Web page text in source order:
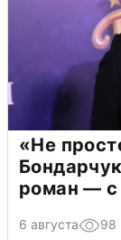
«Не
роман —
6 августа 98